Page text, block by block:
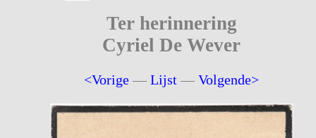
Ter herinnering
Cyriel De Wever
<Vorige —Lijst —Volgende>